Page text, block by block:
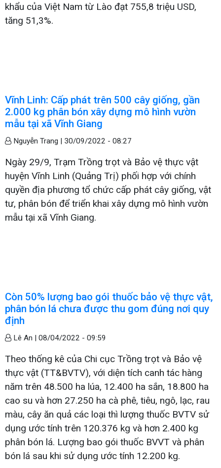
khẩu của Việt Nam từ Lào đạt 755,8 triệu USD,
tăng 51,3%.
Vĩnh Linh: Cấp phát trên 500 cây giống, gần
2.000 kg phân bón xây dựng mô hình vườn
mẫu tại xã Vĩnh Giang
Nguyễn Trang | 30/09/2022 - 08:27
Ngày 29/9, Trạm Trồng trọt và Bảo vệ thực vật
huyện Vĩnh Linh (Quảng Trị) phối hợp với chính
quyền địa phương tổ chức cấp phát cây giống, vật
tư, phân bón để triển khai xây dựng mô hình vườn
mẫu tại xã Vĩnh Giang.
Còn 50% lượng bao gói thuốc bảo vệ thực vật,
phân bón lá chưa được thu gom đúng nơi quy
định
Lê An | 08/04/2022 - 09:59
Theo thống kê của Chi cục Trồng trọt và Bảo vệ
thực vật (TT&BVTV), với diện tích canh tác hàng
năm trên 48.500 ha lúa, 12.400 ha sắn, 18.800 ha
cao su và hơn 27.250 ha cà phê, tiêu, ngô, lạc, rau
màu, cây ăn quả các loại thì lượng thuốc BVTV sử
dụng ước tính trên 120.376 kg và hơn 2.400 kg
phân bón lá. Lượng bao gói thuốc BVVT và phân
bón lá sau khi sử dụng ước tính 12.200 kg.